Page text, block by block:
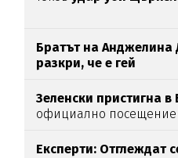
Братът на Анджелина
разкри, че е гей
Зеленски пристигна в
официално посещение
Експерти: Отглеждат